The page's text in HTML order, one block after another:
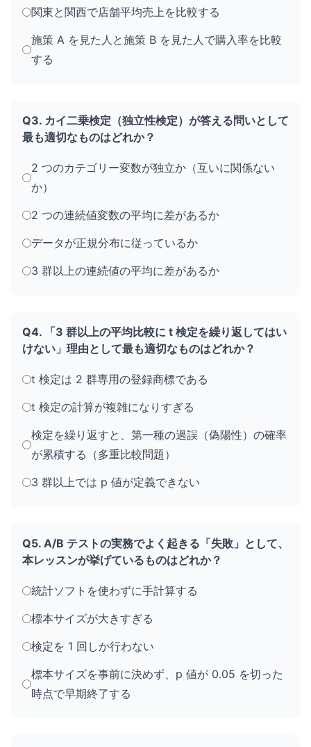
関東と関西で店舗平均売上を比較する
施策 A を見た人と施策 B を見た人で購入率を比較
する
Q3. カイ二乗検定（独立性検定）が答える問いとして
最も適切なものはどれか？
2 つのカテゴリー変数が独立か（互いに関係ない
か）
2 つの連続値変数の平均に差があるか
データが正規分布に従っているか
3 群以上の連続値の平均に差があるか
Q4. 「3 群以上の平均比較に t 検定を繰り返してはい
けない」理由として最も適切なものはどれか？
t 検定は 2 群専用の登録商標である
t 検定の計算が複雑になりすぎる
検定を繰り返すと、第一種の過誤（偽陽性）の確率
が累積する（多重比較問題）
3 群以上では p 値が定義できない
Q5. A/B テストの実務でよく起きる「失敗」として、
本レッスンが挙げているものはどれか？
統計ソフトを使わずに手計算する
標本サイズが大きすぎる
検定を 1 回しか行わない
標本サイズを事前に決めず、p 値が 0.05 を切った
時点で早期終了する